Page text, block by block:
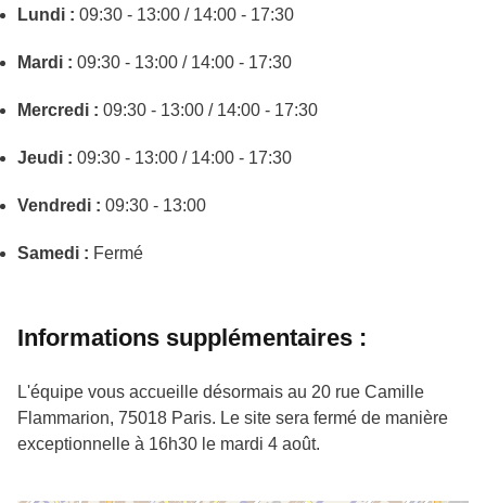
Lundi : 09:30 - 13:00 / 14:00 - 17:30
Mardi : 09:30 - 13:00 / 14:00 - 17:30
Mercredi : 09:30 - 13:00 / 14:00 - 17:30
Jeudi : 09:30 - 13:00 / 14:00 - 17:30
Vendredi : 09:30 - 13:00
Samedi : Fermé
Informations supplémentaires :
L'équipe vous accueille désormais au 20 rue Camille
Flammarion, 75018 Paris. Le site sera fermé de manière
exceptionnelle à 16h30 le mardi 4 août.